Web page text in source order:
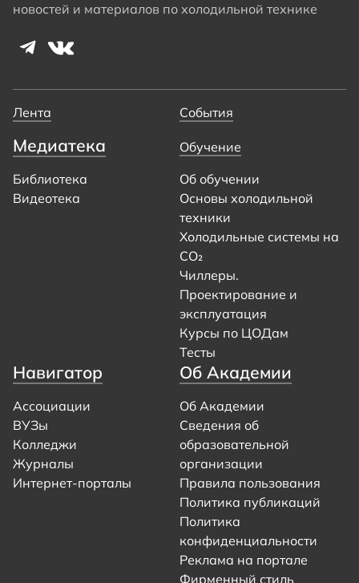
новостей и материалов по холодильной технике
Лента События
Медиатека
Библиотека
Видеотека
Обучение
Об обучении
Основы холодильной
техники
Холодильные системы на
CO₂
Чиллеры.
Проектирование и
эксплуатация
Курсы по ЦОДам
Тесты
Навигатор
Ассоциации
ВУЗы
Колледжи
Журналы
Интернет-порталы
Об Академии
Об Академии
Сведения об
образовательной
организации
Правила пользования
Политика публикаций
Политика
конфиденциальности
Реклама на портале
Фирменный стиль